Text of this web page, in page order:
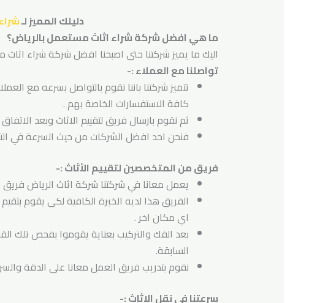
دليلك المميز لـ
ما هي افضل شركة شراء اثاث مستعمل بالرياض؟
اليك ما يميز شركتنا حتى اصبحنا افضل شركة شراء
تواصلنا مع العملاء :-
تتميز شركتنا باننا نقوم بالتواصل بسرعه مع
كافة الاستفسارات الخاصة بهم .
ثم نقوم بارسال فريق لتقييم الاثاث وبعد
فنحن احد افضل الشركات من حيث السرعة في
فريق من المتخصصين لتقييم الأثاث :-
يعمل معانا في شركتنا شركة اثاث الرياض
الفريق هذا لديه الخبرة الكافية لكى يقوم
اي مكان اخر .
بعد الفك والتركيب بعناية يقوموا بفحص تلك
السابقة.
نقوم بتدريب فريق العمل معانا على الدقة
سرعتنا في نقل الاثاث :-